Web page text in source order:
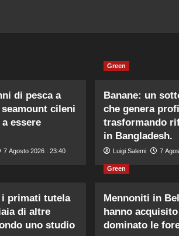
di pesca a
cileni
essere
7 Agosto 2026 : 23:40
Green
Banane: un
che genera
trasformando
in Bangladesh.
Luigi Salemi 7
i primati tutela
di altre
uno studio
Green
Mennoniti in
hanno
dominato le